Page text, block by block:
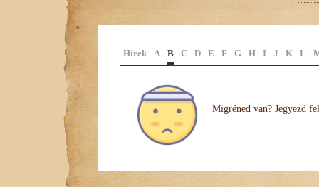
Hírek A B C D E F G H I J K L
Migréned van? Jegyezd